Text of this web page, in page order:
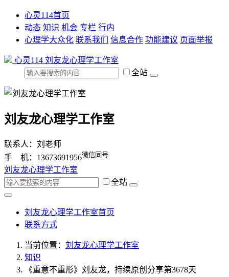
心灵114首页
动态 知识 机会 专栏 行内
心理学大众化 联系我们 信息合作 功能建议 页面举报
心灵114 刘友龙心理学工作室
全站
刘友龙心理学工作室
联系人：刘老师
手 机：13673691956微信同号
刘友龙心理学工作室
全站
刘友龙心理学工作室首页
联系方式
当前位置： 刘友龙心理学工作室
知识
《重意不重形》刘友龙，持续原创分享第3678天